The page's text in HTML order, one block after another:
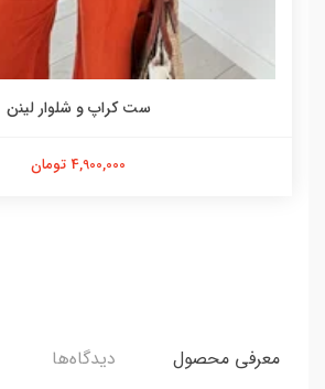
ست کراپ و شلوار لینن
4,900,000 تومان
معرفی محصول دیدگاه‌ها